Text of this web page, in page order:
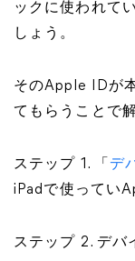
ックに使われて
しょう。
そのApple IDが
てもらうことで
ステップ 1. 「 デ
iPadで使ってい
ステップ 2. デバ